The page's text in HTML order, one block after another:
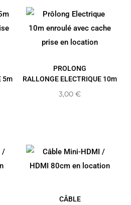
5m
PROLONG
RALLONGE ELECTRIQUE 10m
3,00 €
CÂBLE